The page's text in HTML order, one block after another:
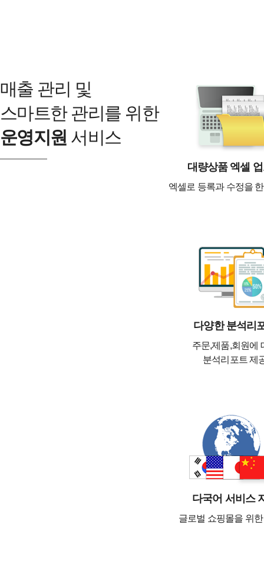
매출 관리 및
스마트한 관리를 위한
운영지원 서비스
대량상품 엑셀
엑셀로 등록과 수정을
다양한 분석리
주문,제품,회원에
분석리포트 제
다국어 서비스
글로벌 쇼핑몰을 위